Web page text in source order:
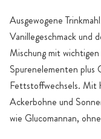
Ausgewogene
Vanillegeschmack und
Mischung mit
Spurenelementen plus
Fettstoffwechsels. Mit
Ackerbohne und
wie Glucomannan,